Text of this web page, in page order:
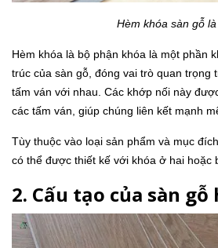
Hèm khóa sàn gỗ
Hèm khóa là bộ phận khóa là một phần
trúc của sàn gỗ, đóng vai trò quan trọng
tấm ván với nhau. Các khớp nối này
các tấm ván, giúp chúng liên kết mạnh
Tùy thuộc vào loại sản phẩm và mục
có thể được thiết kế với khóa ở hai hoặc
2. Cấu tạo của sàn gỗ